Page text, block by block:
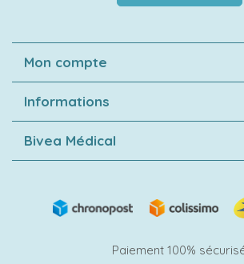
Mon compte
Informations
Bivea Médical
Paiement 100%